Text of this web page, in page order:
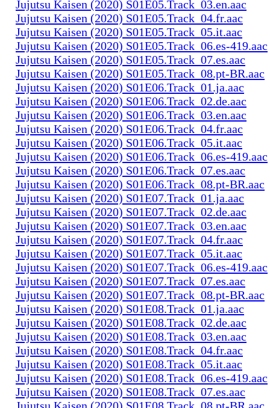
Jujutsu Kaisen (2020) S01E05.Track_03.en.aac
Jujutsu Kaisen (2020) S01E05.Track_04.fr.aac
Jujutsu Kaisen (2020) S01E05.Track_05.it.aac
Jujutsu Kaisen (2020) S01E05.Track_06.es-419.aac
Jujutsu Kaisen (2020) S01E05.Track_07.es.aac
Jujutsu Kaisen (2020) S01E05.Track_08.pt-BR.aac
Jujutsu Kaisen (2020) S01E06.Track_01.ja.aac
Jujutsu Kaisen (2020) S01E06.Track_02.de.aac
Jujutsu Kaisen (2020) S01E06.Track_03.en.aac
Jujutsu Kaisen (2020) S01E06.Track_04.fr.aac
Jujutsu Kaisen (2020) S01E06.Track_05.it.aac
Jujutsu Kaisen (2020) S01E06.Track_06.es-419.aac
Jujutsu Kaisen (2020) S01E06.Track_07.es.aac
Jujutsu Kaisen (2020) S01E06.Track_08.pt-BR.aac
Jujutsu Kaisen (2020) S01E07.Track_01.ja.aac
Jujutsu Kaisen (2020) S01E07.Track_02.de.aac
Jujutsu Kaisen (2020) S01E07.Track_03.en.aac
Jujutsu Kaisen (2020) S01E07.Track_04.fr.aac
Jujutsu Kaisen (2020) S01E07.Track_05.it.aac
Jujutsu Kaisen (2020) S01E07.Track_06.es-419.aac
Jujutsu Kaisen (2020) S01E07.Track_07.es.aac
Jujutsu Kaisen (2020) S01E07.Track_08.pt-BR.aac
Jujutsu Kaisen (2020) S01E08.Track_01.ja.aac
Jujutsu Kaisen (2020) S01E08.Track_02.de.aac
Jujutsu Kaisen (2020) S01E08.Track_03.en.aac
Jujutsu Kaisen (2020) S01E08.Track_04.fr.aac
Jujutsu Kaisen (2020) S01E08.Track_05.it.aac
Jujutsu Kaisen (2020) S01E08.Track_06.es-419.aac
Jujutsu Kaisen (2020) S01E08.Track_07.es.aac